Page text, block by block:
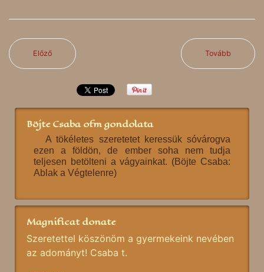
Előző Tovább
Böjte Csaba ofm gondolata
A tökéletes szeretetet keressük sóvárogva
ezen a földön, de ember soha nem tudja
teljesen betölteni a vágyainkat. (Böjte Csaba:
Ablak a Végtelenre)
Magnificat donate
Szeretettel köszönöm a gyermekeink nevében
az adományt! Csaba t.